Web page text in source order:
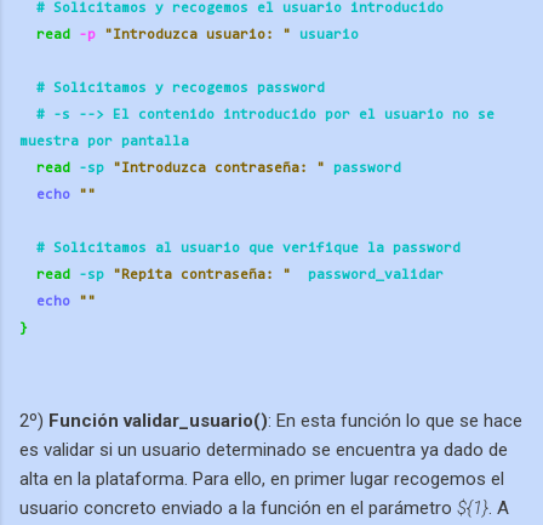
# Solicitamos y recogemos el usuario introducido
read
-p "Introduzca usuario: " usuario
# Solicitamos y recogemos password
# -s --> El contenido introducido por el usuario no se
muestra por pantalla
read
-sp "Introduzca contraseña: " password
echo
""
# Solicitamos al usuario que verifique la password
read
-sp "Repita contraseña: " password_validar
echo
""
}
2º) Función validar_usuario(): En esta función lo que se hace
es validar si un usuario determinado se encuentra ya dado de
alta en la plataforma. Para ello, en primer lugar recogemos el
usuario concreto enviado a la función en el parámetro ${1}. A